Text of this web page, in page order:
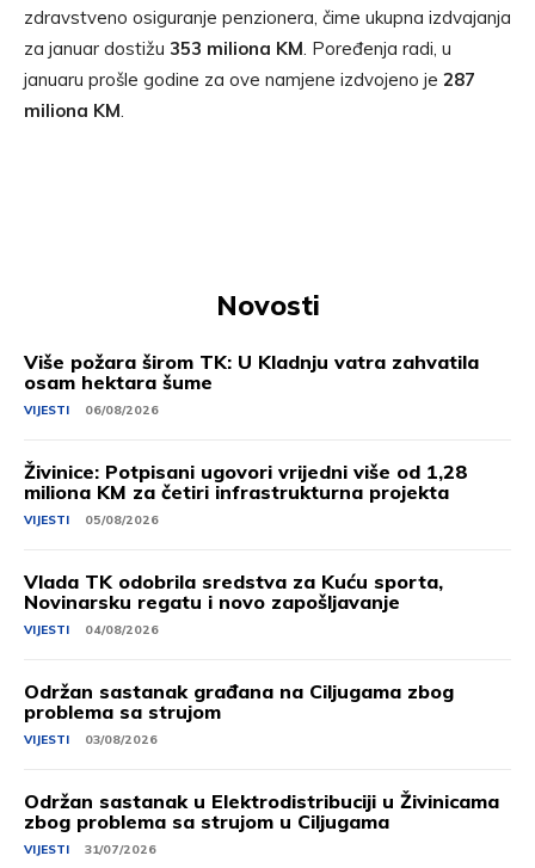
zdravstveno osiguranje penzionera, čime ukupna izdvajanja
za januar dostižu 353 miliona KM. Poređenja radi, u
januaru prošle godine za ove namjene izdvojeno je 287
miliona KM.
Novosti
Više požara širom TK: U Kladnju vatra zahvatila
osam hektara šume
VIJESTI 06/08/2026
Živinice: Potpisani ugovori vrijedni više od 1,28
miliona KM za četiri infrastrukturna projekta
VIJESTI 05/08/2026
Vlada TK odobrila sredstva za Kuću sporta,
Novinarsku regatu i novo zapošljavanje
VIJESTI 04/08/2026
Održan sastanak građana na Ciljugama zbog
problema sa strujom
VIJESTI 03/08/2026
Održan sastanak u Elektrodistribuciji u Živinicama
zbog problema sa strujom u Ciljugama
VIJESTI 31/07/2026